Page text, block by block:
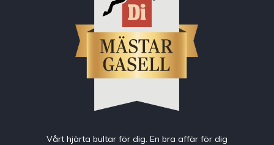
Vårt hjärta bultar för dig. En bra affär för dig